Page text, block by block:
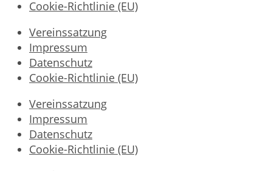
Cookie-Richtlinie (EU)
Vereinssatzung
Impressum
Datenschutz
Cookie-Richtlinie (EU)
Vereinssatzung
Impressum
Datenschutz
Cookie-Richtlinie (EU)